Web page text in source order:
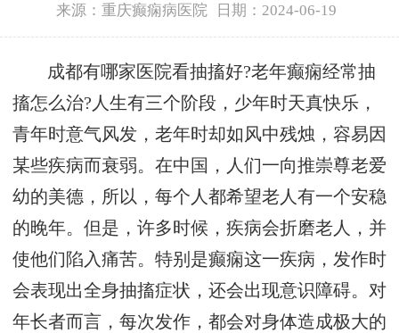
来源：重庆癫痫病医院 日期：2024-06-19
成都有哪家医院看抽搐好?老年癫痫经常抽
搐怎么治?人生有三个阶段，少年时天真快乐，
青年时意气风发，老年时却如风中残烛，容易因
某些疾病而衰弱。在中国，人们一向推崇尊老爱
幼的美德，所以，每个人都希望老人有一个安稳
的晚年。但是，许多时候，疾病会折磨老人，并
使他们陷入痛苦。特别是癫痫这一疾病，发作时
会表现出全身抽搐症状，还会出现意识障碍。对
年长者而言，每次发作，都会对身体造成极大的